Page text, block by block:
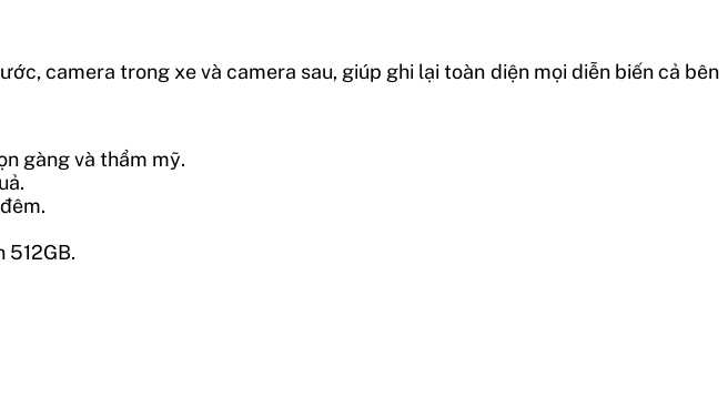
camera trong xe và camera sau, giúp ghi lại toàn diện mọi diễn biến cả bên
gàng và thẩm mỹ.
512GB.